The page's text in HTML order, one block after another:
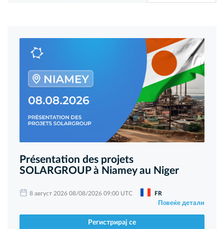
Présentation des projets
SOLARGROUP à Niamey au Niger
8 август 2026 08/08/2026 09:00 UTC FR
Повеќе детали
Регистрирај се